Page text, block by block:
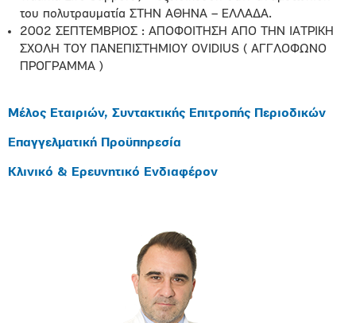
του πολυτραυματία ΣΤΗΝ ΑΘΗΝΑ – ΕΛΛΑΔΑ.
2002 ΣΕΠΤΕΜΒΡΙΟΣ : ΑΠΟΦΟΙΤΗΣΗ ΑΠΟ ΤΗΝ ΙΑΤΡΙΚΗ
ΣΧΟΛΗ ΤΟΥ ΠΑΝΕΠΙΣΤΗΜΙΟΥ OVIDIUS ( ΑΓΓΛΟΦΩΝΟ
ΠΡΟΓΡΑΜΜΑ )
Μέλος Εταιριών, Συντακτικής Επιτροπής Περιοδικών
Επαγγελματική Προϋπηρεσία
Κλινικό & Ερευνητικό Ενδιαφέρον